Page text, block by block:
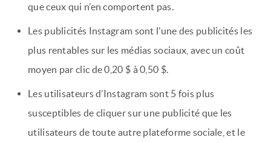
que ceux qui n’en comportent pas.
Les publicités Instagram sont l’une des publicités les
plus rentables sur les médias sociaux, avec un coût
moyen par clic de 0,20 $ à 0,50 $.
Les utilisateurs d’Instagram sont 5 fois plus
susceptibles de cliquer sur une publicité que les
utilisateurs de toute autre plateforme sociale, et le